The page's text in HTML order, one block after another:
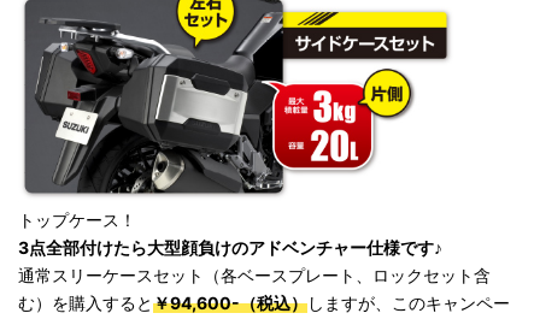
トップケース！
3点全部付けたら大型顔負けのアドベンチャー仕様です♪
通常スリーケースセット（各ベースプレート、ロックセット含
む）を購入すると￥94,600-（税込）しますが、このキャンペー